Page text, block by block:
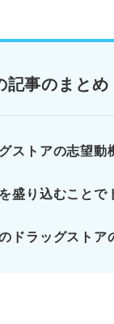
ベートブランド
ストアの志望動
ストアのビジョ
記事のまとめ
グストアの志望
盛り込むことで
ドラッグストア